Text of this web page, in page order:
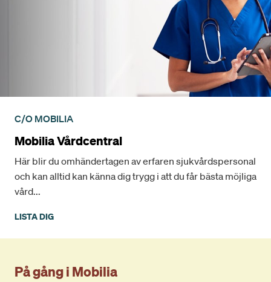
C/O MOBILIA
Mobilia Vårdcentral
Här blir du omhändertagen av erfaren sjukvårdspersonal
och kan alltid kan känna dig trygg i att du får bästa möjliga
vård...
LISTA DIG
På gång i Mobilia